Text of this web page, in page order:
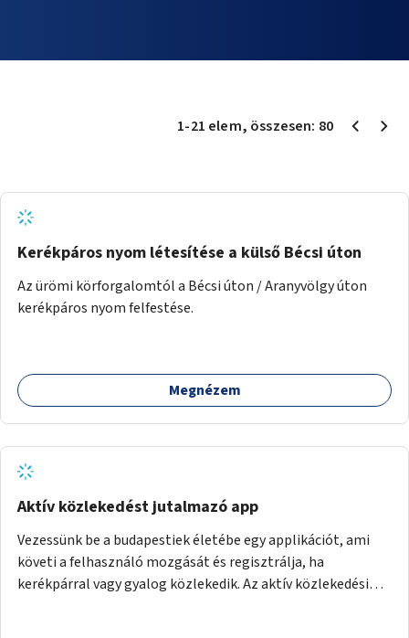
1-21 elem, összesen: 80
Kerékpáros nyom létesítése a külső Bécsi úton
Az ürömi körforgalomtól a Bécsi úton / Aranyvölgy úton
kerékpáros nyom felfestése.
Megnézem
Aktív közlekedést jutalmazó app
Vezessünk be a budapestiek életébe egy applikációt, ami
követi a felhasználó mozgását és regisztrálja, ha
kerékpárral vagy gyalog közlekedik. Az aktív közlekedési